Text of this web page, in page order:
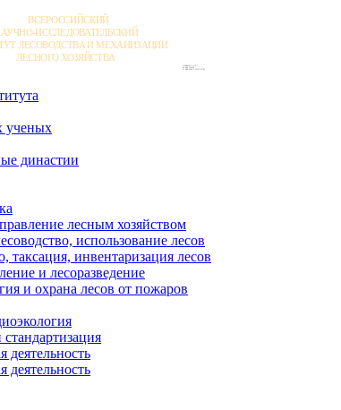
ученых
династии
лесным хозяйством
использование лесов
таксация, инвентаризация лесов
и лесоразведение
и охрана лесов от пожаров
деятельность
деятельность